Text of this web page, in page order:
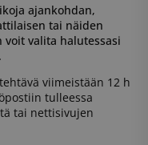
ajankohdan,
tai näiden
valita halutessasi
viimeistään 12 h
tulleessa
tai nettisivujen